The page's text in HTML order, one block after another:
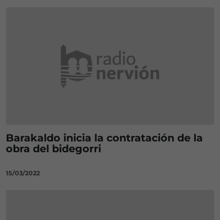
Barakaldo inicia la contratación de la
obra del bidegorri
15/03/2022